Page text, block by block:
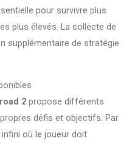
pour survivre plus
plus élevés. La collecte de
supplémentaire de stratégie
2 propose différents
défis et objectifs. Par
où le joueur doit